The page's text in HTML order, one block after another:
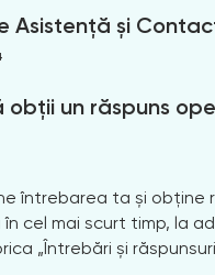
Asistență și
obții un răspuns
întrebarea ta și obține
în cel mai scurt timp, la
„Întrebări și